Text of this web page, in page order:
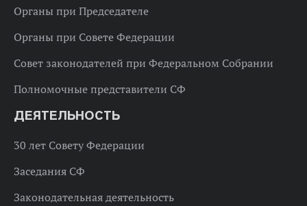
Органы при Председателе
Органы при Совете Федерации
Совет законодателей при Федеральном Собрании
Полномочные представители СФ
ДЕЯТЕЛЬНОСТЬ
30 лет Совету Федерации
Заседания СФ
Законодательная деятельность